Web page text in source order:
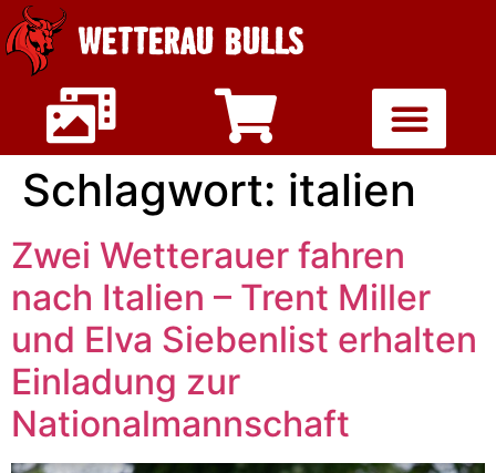
WETTERAU BULLS
Schlagwort: italien
Zwei Wetterauer fahren
nach Italien – Trent Miller
und Elva Siebenlist erhalten
Einladung zur
Nationalmannschaft